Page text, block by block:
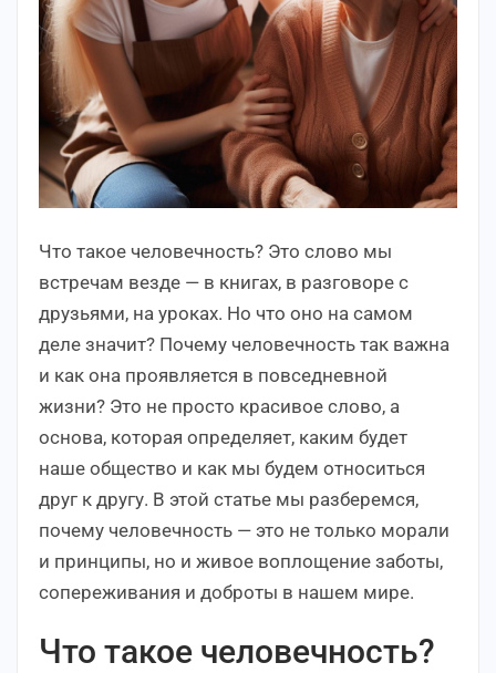
Что такое человечность? Это слово мы
встречам везде — в книгах, в разговоре с
друзьями, на уроках. Но что оно на самом
деле значит? Почему человечность так важна
и как она проявляется в повседневной
жизни? Это не просто красивое слово, а
основа, которая определяет, каким будет
наше общество и как мы будем относиться
друг к другу. В этой статье мы разберемся,
почему человечность — это не только морали
и принципы, но и живое воплощение заботы,
сопереживания и доброты в нашем мире.
Что такое человечность?